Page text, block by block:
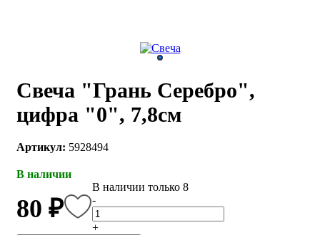
106
256-54-
Свеча "Грань Серебро",
цифра "0", 7,8см
Артикул: 5928494
В наличии
80 ₽
В наличии только 8
-
+